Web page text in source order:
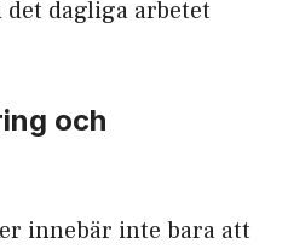
dagliga arbetet
och
innebär inte bara att